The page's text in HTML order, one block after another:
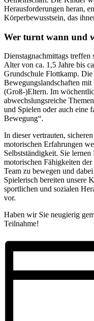
Herausforderungen heran,
Körperbewusstsein, das
Wer turnt wann und
Dienstagnachmittags
Alter von ca. 1,5 Jahre bis
Grundschule Flottkamp.
Bewegungslandschaften
(Groß-)Eltern. Im
abwechslungsreiche
und Spielen oder auch eine
Bewegung“.
In dieser vertrauten,
motorischen Erfahrungen
Selbstständigkeit. Sie
motorischen Fähigkeiten
Team zu bewegen und
Spielerisch bereiten unsere
sportlichen und sozialen
vor.
Haben wir Sie neugierig
Teilnahme!